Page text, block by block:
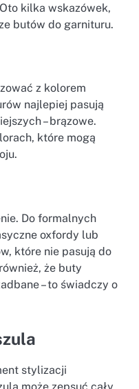
kilka wskazówek,
butów do garnituru.
z kolorem
najlepiej pasują
– brązowe.
które mogą
Do formalnych
oxfordy lub
które nie pasują do
że buty
– to świadczy o
stylizacji